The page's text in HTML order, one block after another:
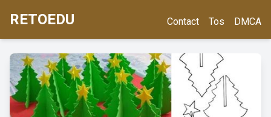
RETOEDU Contact Tos DMCA